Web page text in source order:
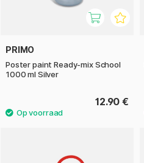
PRIMO
Poster paint Ready-mix School
1000 ml Silver
12.90 €